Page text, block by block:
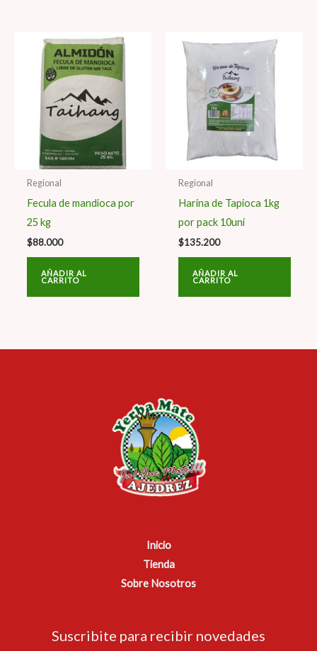
Regional
Fecula de mandioca por
25 kg
$88.000
AÑADIR AL
CARRITO
Regional
Harina de Tapioca 1kg
por pack 10uni
$135.200
AÑADIR AL
CARRITO
Inicio
Tienda
Sobre Nosotros
Suscribite para recibir novedades